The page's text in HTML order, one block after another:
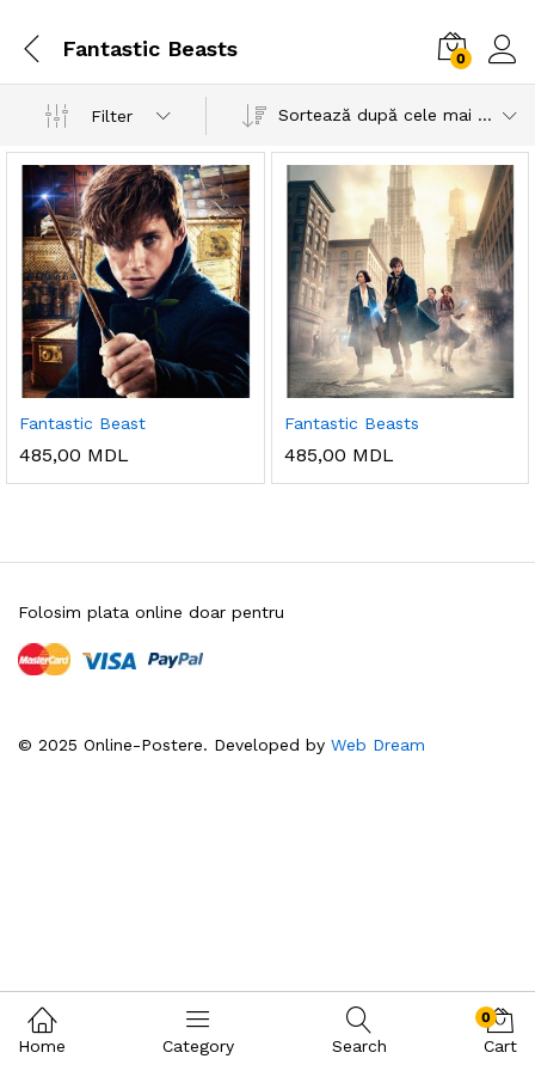
Fantastic Beasts 0
Filter Sortează după cele mai recente
Fantastic Beast
485,00 MDL
Fantastic Beasts
485,00 MDL
© 2025 Online-Postere. Developed by Web Dream
Folosim plata online doar pentru
Home Category Search
0
Cart